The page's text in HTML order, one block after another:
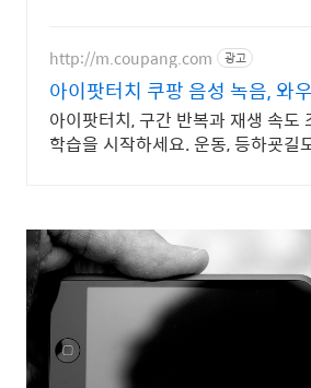
http://m.coupang.com 광고
아이팟터치 쿠팡 음성 녹음, 와
아이팟터치, 구간 반복과 재생 속도
학습을 시작하세요. 운동, 등하굣길